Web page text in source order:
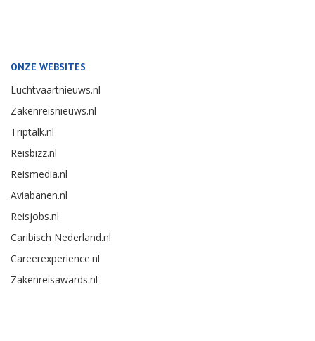
ONZE WEBSITES
Luchtvaartnieuws.nl
Zakenreisnieuws.nl
Triptalk.nl
Reisbizz.nl
Reismedia.nl
Aviabanen.nl
Reisjobs.nl
Caribisch Nederland.nl
Careerexperience.nl
Zakenreisawards.nl